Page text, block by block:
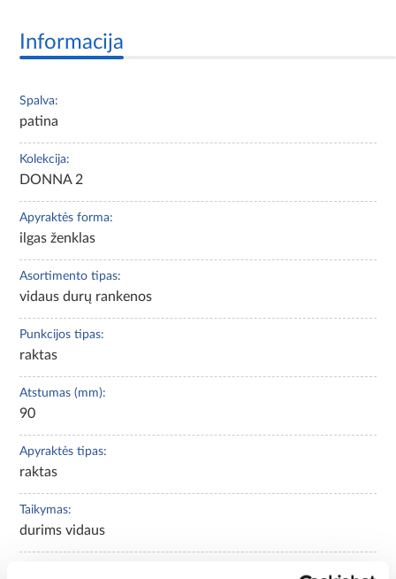
Informacija
Spalva:
patina
Kolekcija:
DONNA 2
Apyraktės forma:
ilgas ženklas
Asortimento tipas:
vidaus durų rankenos
Punkcijos tipas:
raktas
Atstumas (mm):
90
Apyraktės tipas:
raktas
Taikymas:
durims vidaus